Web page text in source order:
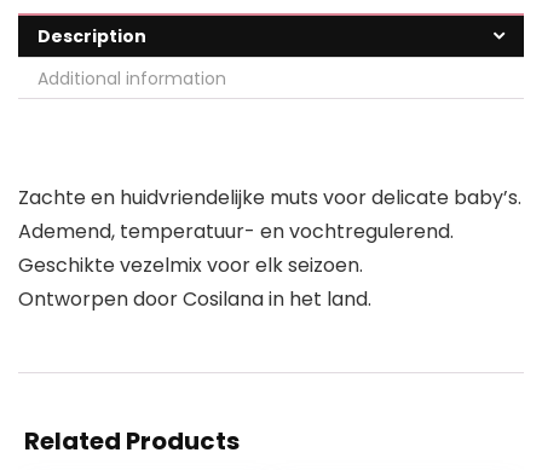
Description
Additional information
Zachte en huidvriendelijke muts voor delicate baby’s.
Ademend, temperatuur- en vochtregulerend.
Geschikte vezelmix voor elk seizoen.
Ontworpen door Cosilana in het land.
Related Products